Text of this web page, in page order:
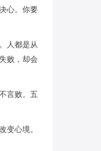
心。你要
人都是从
败，却会
言败。五
变心境。